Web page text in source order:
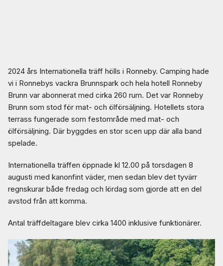
2024 års Internationella träff hölls i Ronneby. Camping hade
vi i Ronnebys vackra Brunnspark och hela hotell Ronneby
Brunn var abonnerat med cirka 260 rum. Det var Ronneby
Brunn som stod för mat- och ölförsäljning. Hotellets stora
terrass fungerade som festområde med mat- och
ölförsäljning. Där byggdes en stor scen upp där alla band
spelade.
Internationella träffen öppnade kl 12.00 på torsdagen 8
augusti med kanonfint väder, men sedan blev det tyvärr
regnskurar både fredag och lördag som gjorde att en del
avstod från att komma.
Antal träffdeltagare blev cirka 1400 inklusive funktionärer.